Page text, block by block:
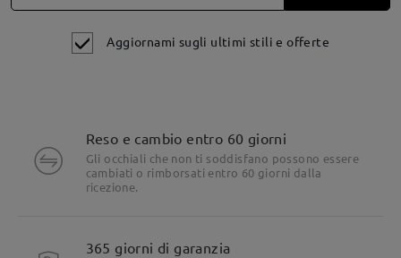
Aggiornami sugli ultimi stili e offerte
Reso e cambio entro 60 giorni
Gli occhiali che non ti soddisfano possono essere
cambiati o rimborsati entro 60 giorni dalla
ricezione.
365 giorni di garanzia